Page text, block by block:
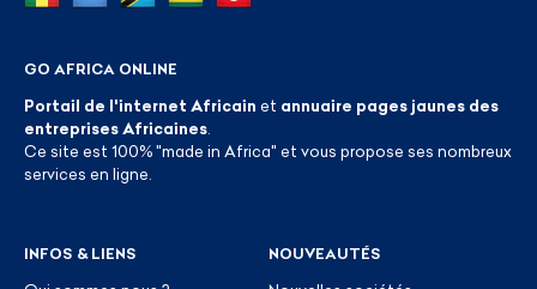
GO AFRICA ONLINE
Portail de l'internet Africain et annuaire pages jaunes des
entreprises Africaines
Ce site est 100% "made in Africa" et vous propose ses nombreux
services en ligne.
INFOS & LIENS NOUVEAUTÉS